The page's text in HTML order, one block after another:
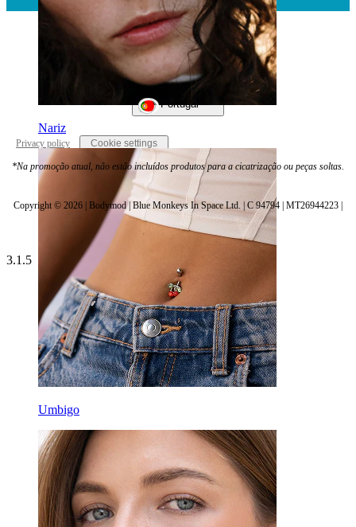
Nariz
Umbigo
Portugal
Privacy policy Cookie settings
*Na promoção atual, não estão incluídos produtos para a cicatrização ou peças soltas.
Copyright © 2026 | Bodymod | Blue Monkeys In Space Ltd. | C 94794 | MT26944223 |
3.1.5